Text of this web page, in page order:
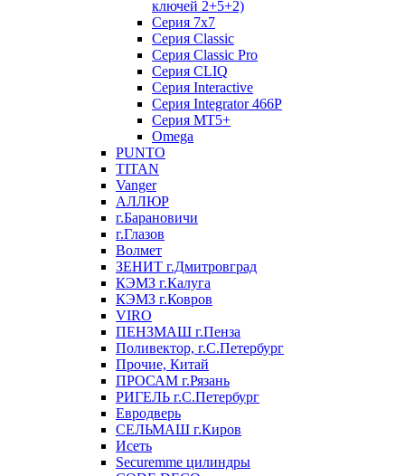
ключей 2+5+2)
Серия 7х7
Серия Classic
Серия Classic Pro
Серия CLIQ
Серия Interactive
Серия Integrator 466P
Серия MT5+
Omega
PUNTO
TITAN
Vanger
АЛЛЮР
г.Барановичи
г.Глазов
Волмет
ЗЕНИТ г.Дмитровград
КЭМЗ г.Калуга
КЭМЗ г.Ковров
VIRO
ПЕНЗМАШ г.Пенза
Поливектор, г.С.Петербург
Прочие, Китай
ПРОСАМ г.Рязань
РИГЕЛЬ г.С.Петербург
Евродверь
СЕЛЬМАШ г.Киров
Исеть
Securemme цилиндры